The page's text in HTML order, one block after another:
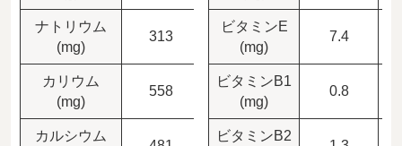
ナトリウム
(mg)
313 62.6
カリウム
(mg)
558 111.6
カルシウム
ビタミンE
(mg)
7.4
ビタミンB1
(mg)
0.8
ビタミンB2